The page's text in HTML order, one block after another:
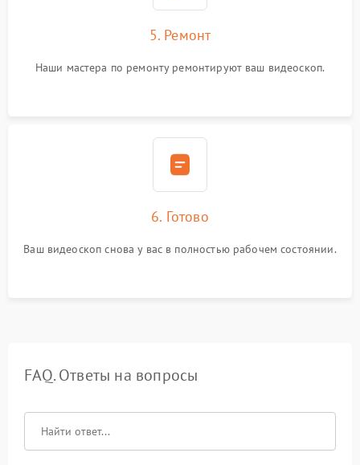
5. Ремонт
Наши мастера по ремонту ремонтируют ваш видеоскоп.
6. Готово
Ваш видеоскоп снова у вас в полностью рабочем состоянии.
FAQ. Ответы на вопросы